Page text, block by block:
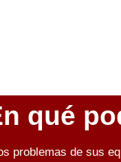
qué
problemas de sus